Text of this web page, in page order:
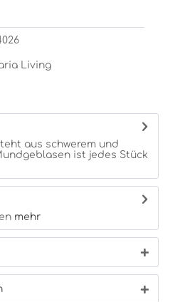
Living
aus schwerem und
ist jedes Stück
mehr